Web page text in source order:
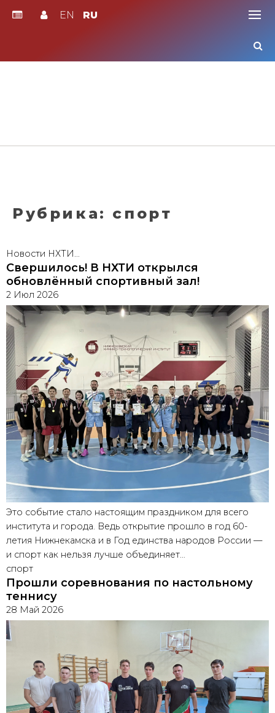
EN RU
Рубрика: спорт
Новости НХТИ…
Свершилось! В НХТИ открылся
обновлённый спортивный зал!
2 Июл 2026
Это событие стало настоящим праздником для всего
института и города. Ведь открытие прошло в год 60-
летия Нижнекамска и в Год единства народов России —
и спорт как нельзя лучше объединяет…
спорт
Прошли соревнования по настольному
теннису
28 Май 2026